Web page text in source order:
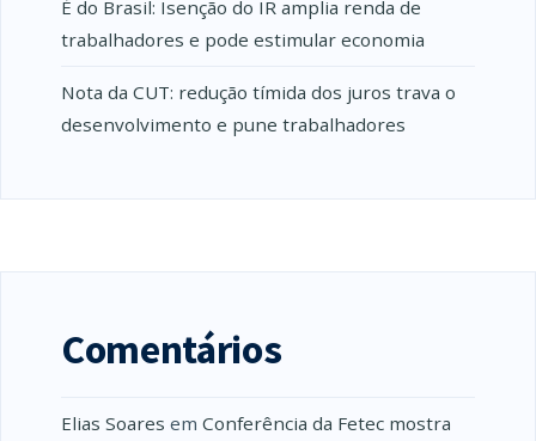
É do Brasil: Isenção do IR amplia renda de
trabalhadores e pode estimular economia
Nota da CUT: redução tímida dos juros trava o
desenvolvimento e pune trabalhadores
Comentários
Elias Soares em Conferência da Fetec mostra